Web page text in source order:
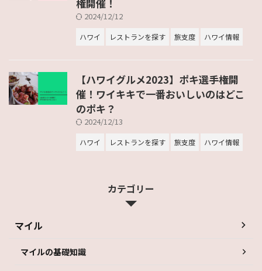
権開催！
2024/12/12
ハワイ レストランを探す 旅支度 ハワイ情報
【ハワイグルメ2023】ポキ選手権開
催！ワイキキで一番おいしいのはどこ
のポキ？
2024/12/13
ハワイ レストランを探す 旅支度 ハワイ情報
カテゴリー
マイル
マイルの基礎知識